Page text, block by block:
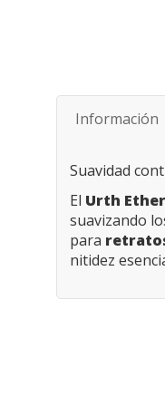
de
Información
Suavidad
El Urth
suavizando
para
nitidez